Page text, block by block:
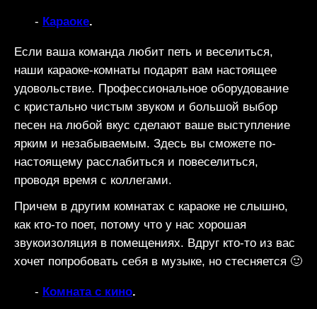
Караоке.
Если ваша команда любит петь и веселиться,
наши караоке-комнаты подарят вам настоящее
удовольствие. Профессиональное оборудование
с кристально чистым звуком и большой выбор
песен на любой вкус сделают ваше выступление
ярким и незабываемым. Здесь вы сможете по-
настоящему расслабиться и повеселиться,
проводя время с коллегами.
Причем в другим комнатах с караоке не слышно,
как кто-то поет, потому что у нас хорошая
звукоизоляция в помещениях. Вдруг кто-то из вас
хочет попробовать себя в музыке, но стесняется 🙂
Комната с кино.